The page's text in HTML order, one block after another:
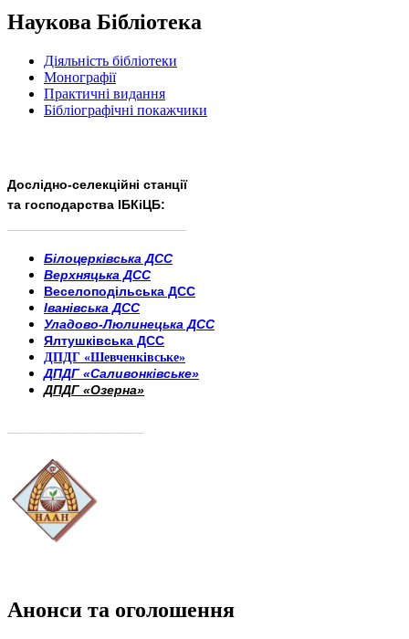
Наукова Бібліотека
Діяльність бібліотеки
Монографії
Практичні видання
Бібліографічні покажчики
Дослідно-селекційні станції
та господарства ІБКіЦБ:
Білоцерківська ДСС
Верхняцька ДСС
Веселоподільська ДСС
Іванівська ДСС
Уладово-Люлинецька ДСС
Ялтушківська ДСС
ДПДГ «Шевченківське»
ДПДГ «Саливонківське»
ДПДГ «Озерна»
Анонси та оголошення